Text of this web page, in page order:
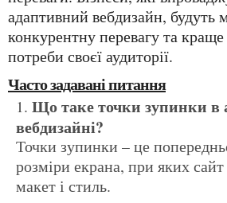
адаптивний вебдизайн, будуть
конкурентну перевагу та краще
потреби своєї аудиторії.
Часто задавані питання
Що таке точки зупинки в адаптивному
вебдизайні?
Точки зупинки – це
розміри екрана, при яких
макет і стиль.